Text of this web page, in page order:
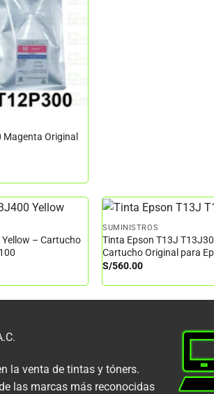
Original
– Cartucho
SUMINISTROS
Tinta Epson T13J
Cartucho Original para
S/560.00
la venta de tintas y tóners.
las marcas más reconocidas